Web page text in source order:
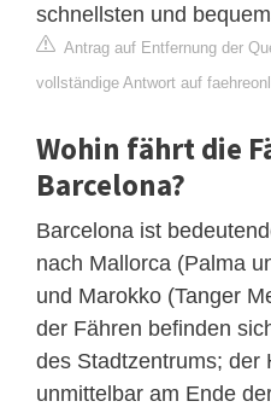
schnellsten und
Antrag auf Entfernung der
vollständige Antwort auf
Wohin fährt die
Barcelona?
Barcelona ist
nach Mallorca (Palma
und Marokko (Tanger
der Fähren befinden
des Stadtzentrums; der
unmittelbar am Ende